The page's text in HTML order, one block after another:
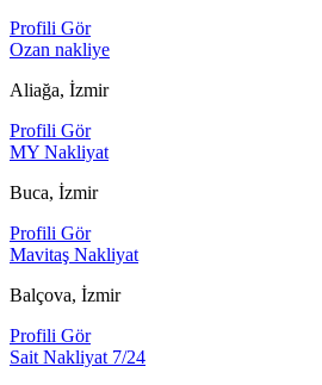
Profili Gör
Ozan nakliye
Aliağa, İzmir
Profili Gör
MY Nakliyat
Buca, İzmir
Profili Gör
Mavitaş Nakliyat
Balçova, İzmir
Profili Gör
Sait Nakliyat 7/24